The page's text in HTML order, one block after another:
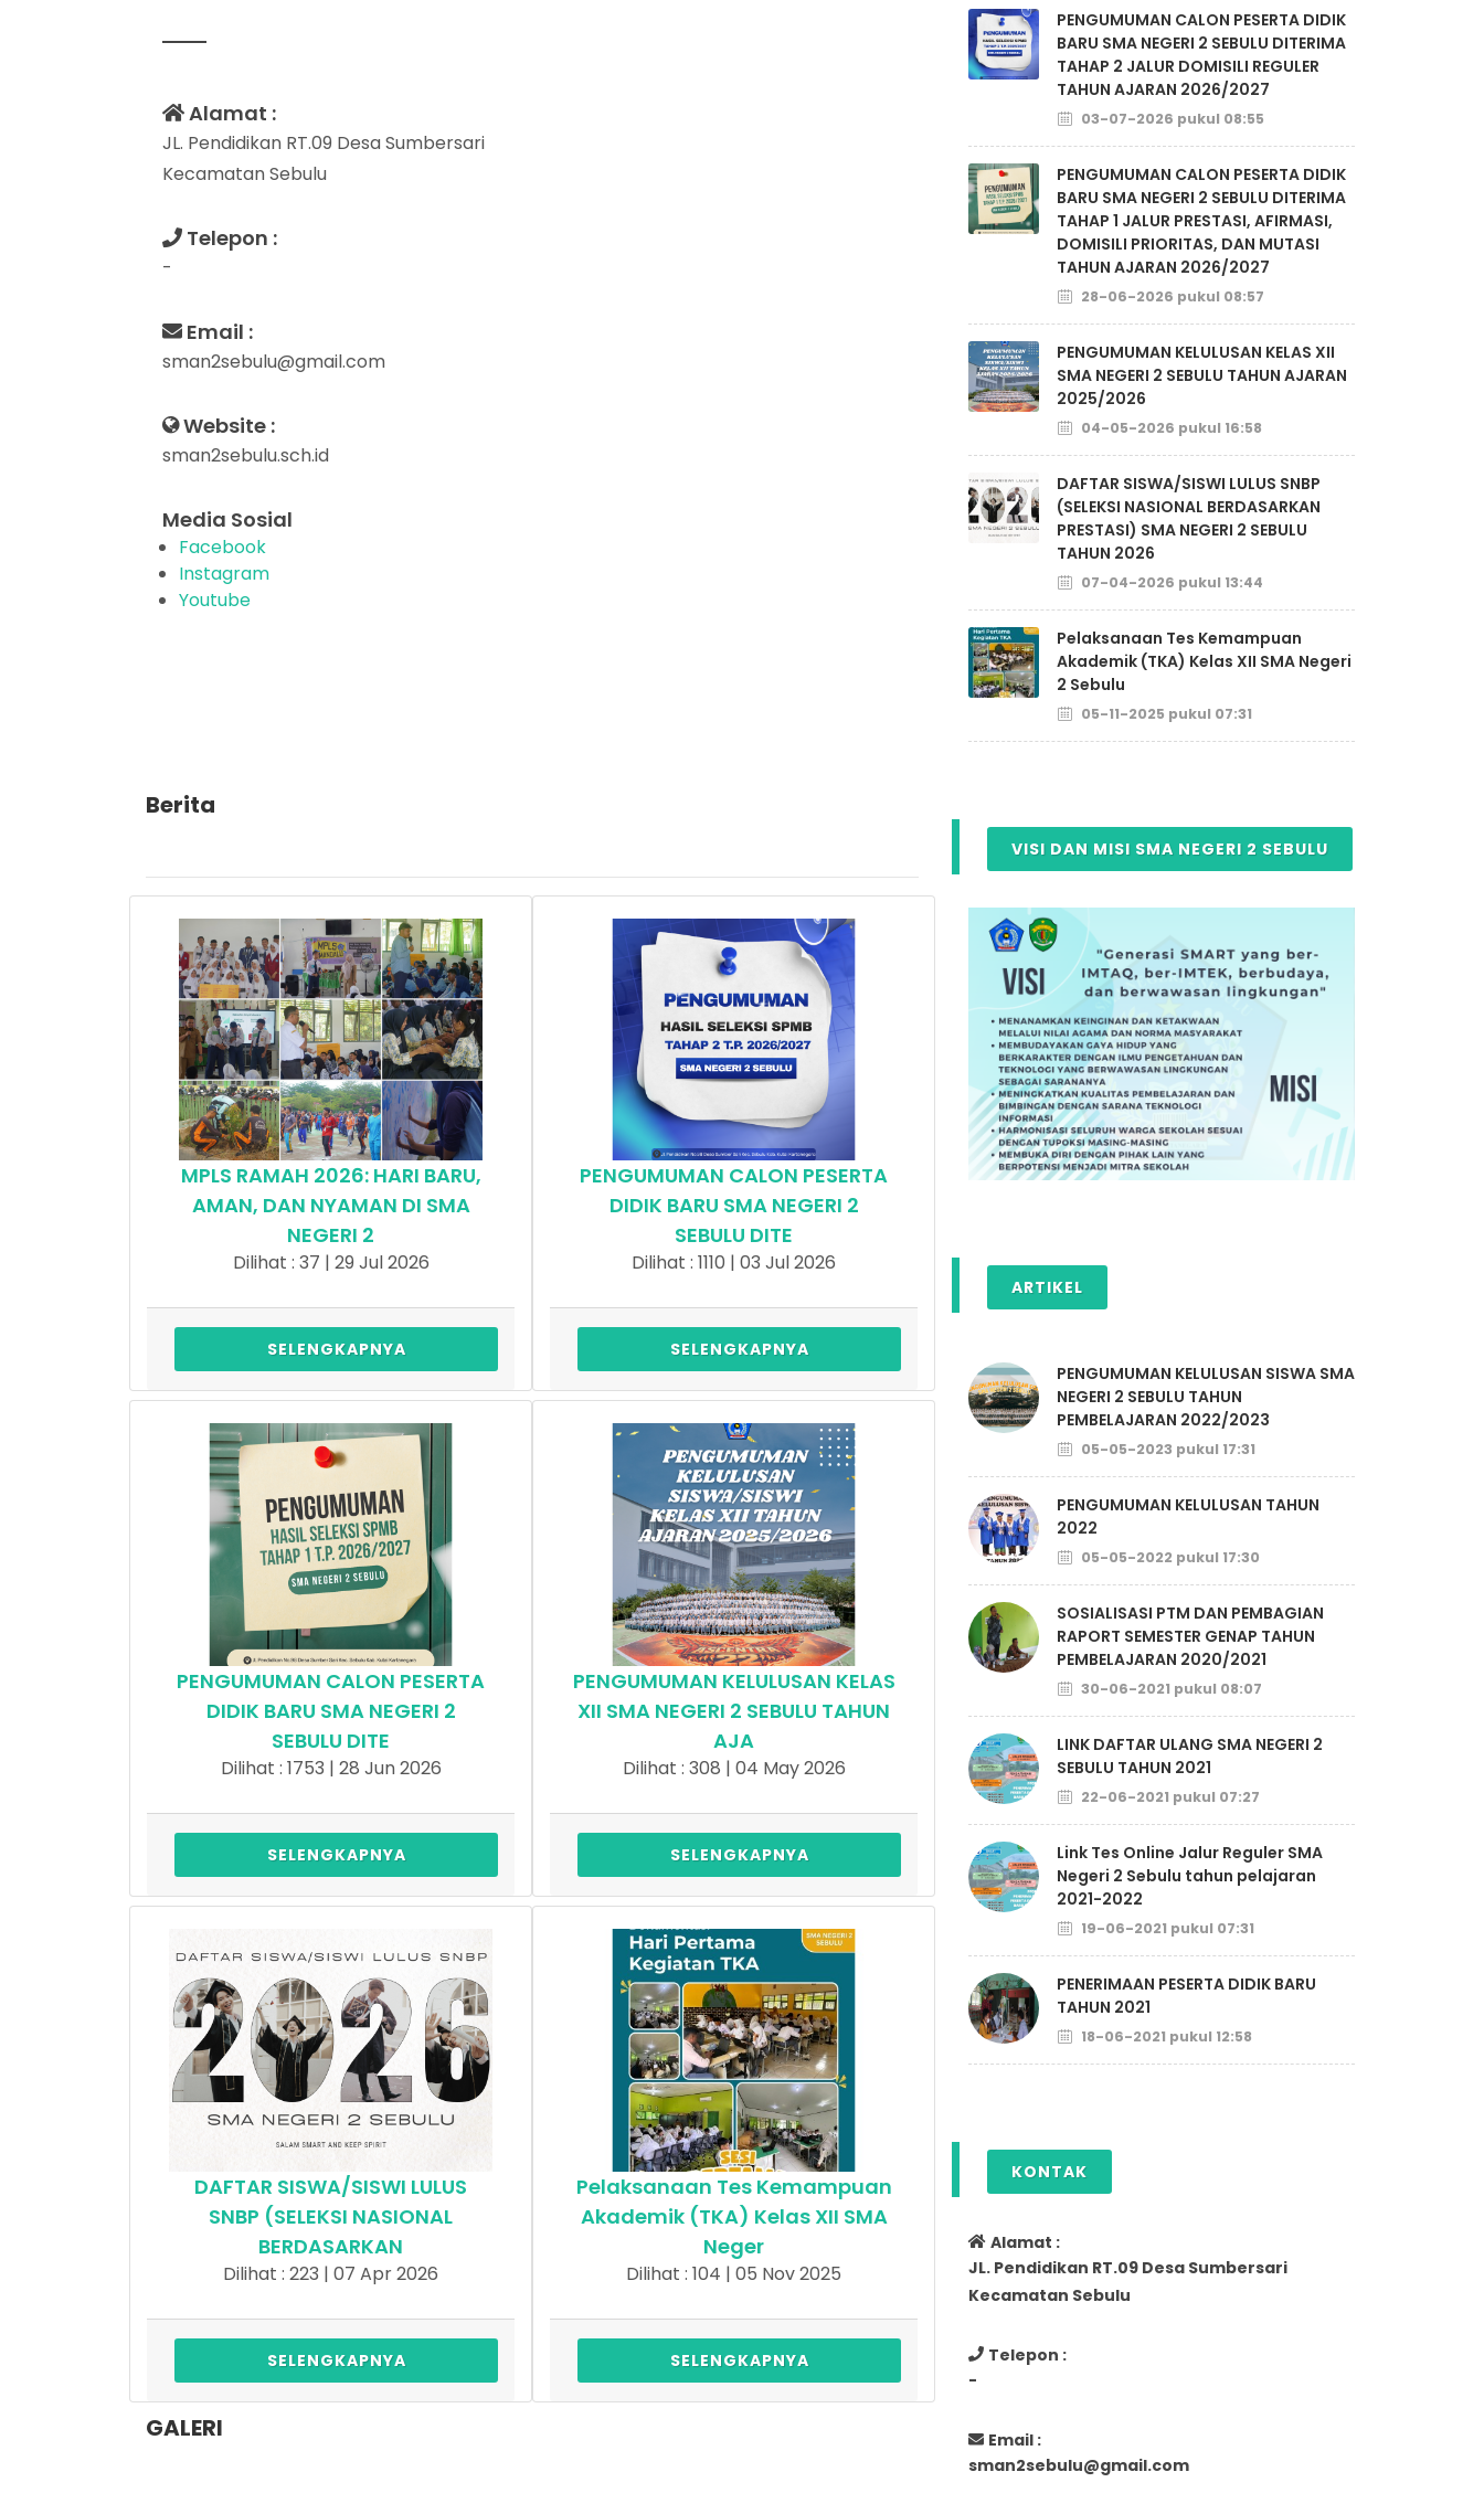
Alamat :
JL. Pendidikan RT.09 Desa Sumbersari
Kecamatan Sebulu
Telepon :
-
Email :
sman2sebulu@gmail.com
Website :
sman2sebulu.sch.id
Media Sosial
Facebook
Instagram
Youtube
Berita
MPLS RAMAH 2026: HARI BARU,
AMAN, DAN NYAMAN DI SMA
NEGERI 2
Dilihat : 37 | 29 Jul 2026
SELENGKAPNYA
PENGUMUMAN CALON PESERTA
DIDIK BARU SMA NEGERI 2
SEBULU DITE
Dilihat : 1110 | 03 Jul 2026
SELENGKAPNYA
PENGUMUMAN CALON PESERTA
DIDIK BARU SMA NEGERI 2
SEBULU DITE
Dilihat : 1753 | 28 Jun 2026
SELENGKAPNYA
PENGUMUMAN KELULUSAN KELAS
XII SMA NEGERI 2 SEBULU TAHUN
AJA
Dilihat : 308 | 04 May 2026
SELENGKAPNYA
DAFTAR SISWA/SISWI LULUS
SNBP (SELEKSI NASIONAL
BERDASARKAN
Dilihat : 223 | 07 Apr 2026
SELENGKAPNYA
Pelaksanaan Tes Kemampuan
Akademik (TKA) Kelas XII SMA
Neger
Dilihat : 104 | 05 Nov 2025
SELENGKAPNYA
GALERI
PENGUMUMAN CALON PESERTA DIDIK
BARU SMA NEGERI 2 SEBULU DITERIMA
TAHAP 2 JALUR DOMISILI REGULER
TAHUN AJARAN 2026/2027
03-07-2026 pukul 08:55
PENGUMUMAN CALON PESERTA DIDIK
BARU SMA NEGERI 2 SEBULU DITERIMA
TAHAP 1 JALUR PRESTASI, AFIRMASI,
DOMISILI PRIORITAS, DAN MUTASI
TAHUN AJARAN 2026/2027
28-06-2026 pukul 08:57
PENGUMUMAN KELULUSAN KELAS XII
SMA NEGERI 2 SEBULU TAHUN AJARAN
2025/2026
04-05-2026 pukul 16:58
DAFTAR SISWA/SISWI LULUS SNBP
(SELEKSI NASIONAL BERDASARKAN
PRESTASI) SMA NEGERI 2 SEBULU
TAHUN 2026
07-04-2026 pukul 13:44
Pelaksanaan Tes Kemampuan
Akademik (TKA) Kelas XII SMA Negeri
2 Sebulu
05-11-2025 pukul 07:31
VISI DAN MISI SMA NEGERI 2 SEBULU
ARTIKEL
PENGUMUMAN KELULUSAN SISWA SMA
NEGERI 2 SEBULU TAHUN
PEMBELAJARAN 2022/2023
05-05-2023 pukul 17:31
PENGUMUMAN KELULUSAN TAHUN
2022
05-05-2022 pukul 17:30
SOSIALISASI PTM DAN PEMBAGIAN
RAPORT SEMESTER GENAP TAHUN
PEMBELAJARAN 2020/2021
30-06-2021 pukul 08:07
LINK DAFTAR ULANG SMA NEGERI 2
SEBULU TAHUN 2021
22-06-2021 pukul 07:27
Link Tes Online Jalur Reguler SMA
Negeri 2 Sebulu tahun pelajaran
2021-2022
19-06-2021 pukul 07:31
PENERIMAAN PESERTA DIDIK BARU
TAHUN 2021
18-06-2021 pukul 12:58
KONTAK
Alamat :
JL. Pendidikan RT.09 Desa Sumbersari
Kecamatan Sebulu
Telepon :
-
Email :
sman2sebulu@gmail.com